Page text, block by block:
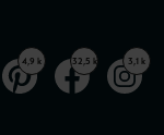
4,9 k 32,5 k 3,1 k